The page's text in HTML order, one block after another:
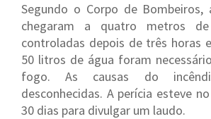
Segundo o Corpo de Bombeiros,
chegaram a quatro metros
controladas depois de três horas
50 litros de água foram
fogo. As causas do
desconhecidas. A perícia esteve
30 dias para divulgar um laudo.